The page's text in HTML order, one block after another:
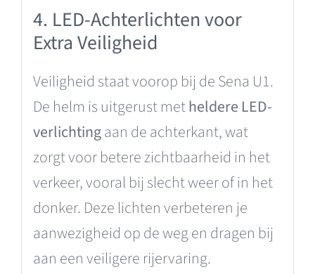
4. LED-Achterlichten voor
Extra Veiligheid
Veiligheid staat voorop bij de Sena U1.
De helm is uitgerust metheldere LED-
verlichtingaan de achterkant, wat
zorgt voor betere zichtbaarheid in het
verkeer, vooral bij slecht weer of in het
donker. Deze lichten verbeteren je
aanwezigheid op de weg en dragen bij
aan een veiligere rijervaring.